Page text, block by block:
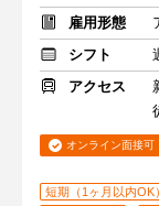
雇用形態
シフト
アクセス
オンライン面接可
短期（1ヶ月以内OK）